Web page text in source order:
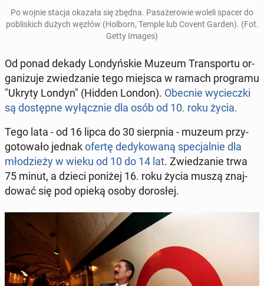
Po wojnie stacja okazała się zbędna. Pasażerowie woleli spacer do
pob­lis­kich dużych węzłów (Holborn, Temple lub Covent Garden). (Fot.
Getty Images)
Od ponad dekady Londyńskie Muzeum Trans­portu or­
ga­nizu­je zwiedzanie tego miejsca w ramach pro­gra­mu
"Ukryty Londyn" (Hidden London). Obecnie wyciecz­ki
są dostęp­ne wyłącznie dla osób od 10. roku życia.
Tego lata - od 16 lipca do 30 sierp­nia - muzeum przy­
go­towało jednakofertę dedykowaną spec­jal­nie dla
młodzieży w wieku od 10 do 14 lat. Zwiedzanie trwa
75 minut, a dzieci poniżej 16. roku życia muszą zna­j­
dować się pod opieką osoby dorosłej.